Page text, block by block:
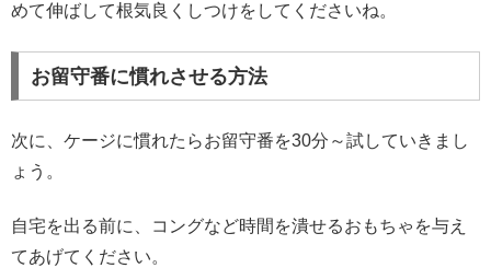
めて伸ばして根気良くしつけをしてくださいね。
お留守番に慣れさせる方法
次に、ケージに慣れたらお留守番を30分～試していきまし
ょう。
自宅を出る前に、コングなど時間を潰せるおもちゃを与え
てあげてください。